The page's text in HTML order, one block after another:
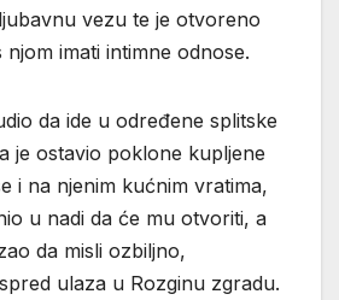
vezu te je otvoreno
imati intimne odnose.
da ide u određene splitske
je ostavio poklone kupljene
i na njenim kućnim vratima,
u nadi da će mu otvoriti, a
da misli ozbiljno,
ulaza u Rozginu zgradu.